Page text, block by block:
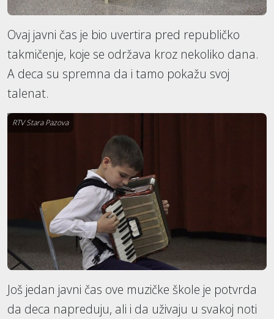
Ovaj javni čas je bio uvertira pred republičko
takmičenje, koje se održava kroz nekoliko dana.
A deca su spremna da i tamo pokažu svoj
talenat.
RTV Stara Pazova
Još jedan javni čas ove muzičke škole je potvrda
da deca napreduju, ali i da uživaju u svakoj noti